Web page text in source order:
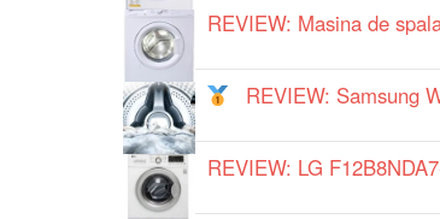
REVIEW: Masina de
REVIEW: Samsung
REVIEW: LG